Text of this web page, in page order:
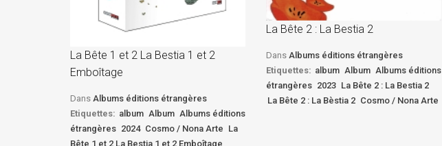
La Bête 1 et 2 La Bestia 1 et 2
Emboîtage
Dans Albums éditions étrangères
Etiquettes: album Album Albums éditions
étrangères 2024 Cosmo / Nona Arte La
Bête 1 et 2 La Bestia 1 et 2 Emboîtage
La Bête 2 : La Bestia 2
Dans Albums éditions étrangères
Etiquettes: album Album Albums éditions
étrangères 2023 La Bête 2 : La Bestia 2
La Bête 2 : La Bèstia 2 Cosmo / Nona Arte